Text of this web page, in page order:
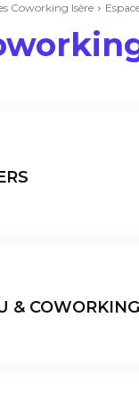
Coworking Isère
& COWORKING